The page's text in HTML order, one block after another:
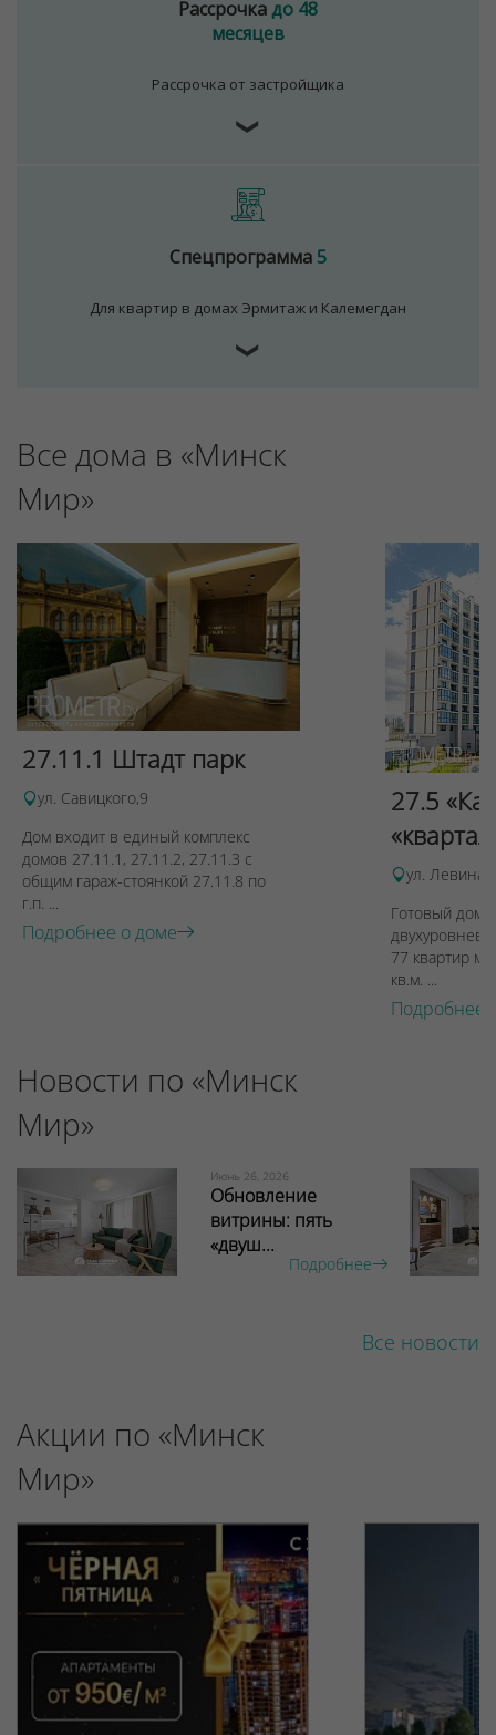
Рассрочкадо 48
месяцев
Рассрочка от застройщика
❯
Спецпрограмма5
Для квартир в домах Эрмитаж и Калемегдан
❯
Все дома в «Минск
Мир»
27.11.1 Штадт парк
ул. Савицкого,9
Дом входит в единый комплекс
домов 27.11.1, 27.11.2, 27.11.3 с
общим гараж-стоянкой 27.11.8 по
г.п. ...
Подробнее о доме
27.5
ул. Левина,
Готовый дом
77 квартир
кв.м. ...
Подробнее
Новости по «Минск
Мир»
Июнь 26, 2026
Обновление
витрины: пять
«двуш...
Подробнее
Все новости
Акции по «Минск
Мир»